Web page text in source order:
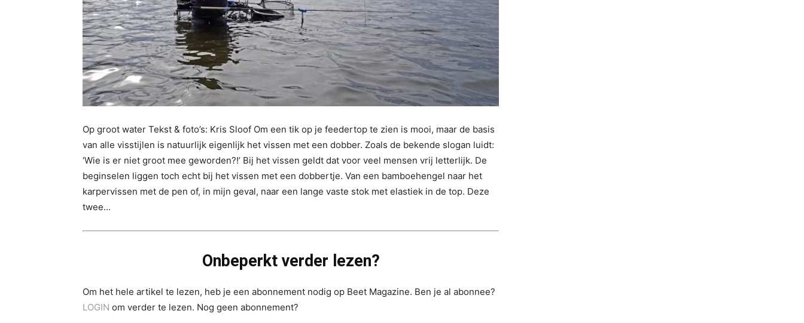
Op groot water Tekst & foto’s: Kris Sloof Om een tik op je feedertop te zien is mooi, maar de basis
van alle visstijlen is natuurlijk eigenlijk het vissen met een dobber. Zoals de bekende slogan luidt:
‘Wie is er niet groot mee geworden?!’ Bij het vissen geldt dat voor veel mensen vrij letterlijk. De
beginselen liggen toch echt bij het vissen met een dobbertje. Van een bamboehengel naar het
karpervissen met de pen of, in mijn geval, naar een lange vaste stok met elastiek in de top. Deze
twee...
Onbeperkt verder lezen?
Om het hele artikel te lezen, heb je een abonnement nodig op Beet Magazine. Ben je al abonnee?
LOGIN om verder te lezen. Nog geen abonnement?